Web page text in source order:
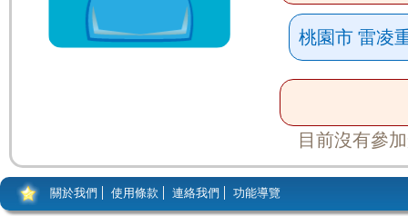
桃園市 雷凌
目前沒有參
關於我們 使用條款 連絡我們 功能導覽